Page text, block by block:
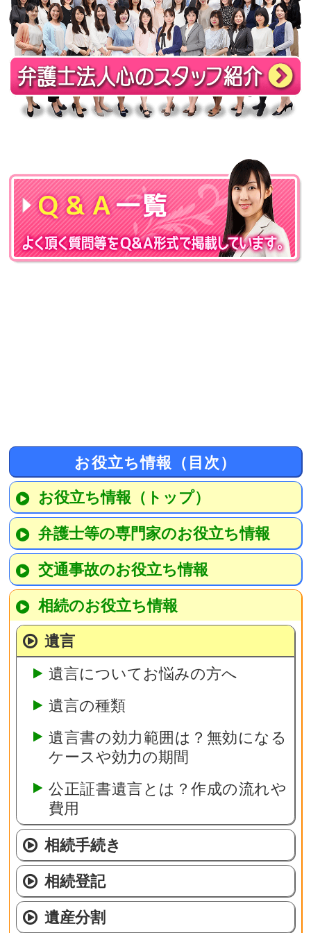
お役立ち情報（目次）
お役立ち情報（トップ）
弁護士等の専門家のお役立ち情報
交通事故のお役立ち情報
相続のお役立ち情報
遺言
遺言についてお悩みの方へ
遺言の種類
遺言書の効力範囲は？無効になる
ケースや効力の期間
公正証書遺言とは？作成の流れや
費用
相続手続き
相続登記
遺産分割